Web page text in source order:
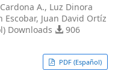
A., Luz Dinora
Juan David Ortíz
Downloads
906
PDF (Español)